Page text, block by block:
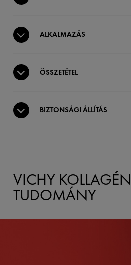
ALKALMAZÁS
ÖSSZETÉTEL
BIZTONSÁGI ÁLLÍTÁS
VICHY KOLLAGÉN
TUDOMÁNY